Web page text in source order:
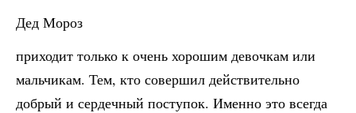
Дед Мороз
приходит только к очень хорошим девочкам или
мальчикам. Тем, кто совершил действительно
добрый и сердечный поступок. Именно это всегда